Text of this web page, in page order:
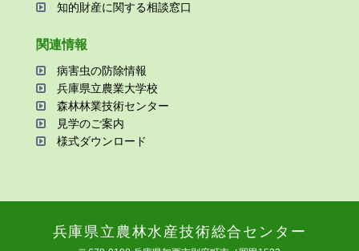
知的財産に関する相談窓⼝
関連情報
病害⾍の防除情報
兵庫県⽴農業⼤学校
森林林業技術センター
⾒学のご案内
様式ダウンロード
兵庫県⽴農林⽔産技術総合センター